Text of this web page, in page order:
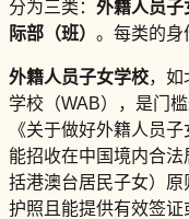
分为三类： 外籍人员子
际部（班） 。每类的身
外籍人员子女学校，如
学校（WAB），是门
《关于做好外籍人员
能招收在中国境内合
括港澳台居民子女）
护照且能提供有效签